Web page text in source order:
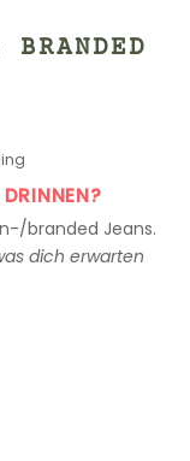
branded Jeans.
dich erwarten